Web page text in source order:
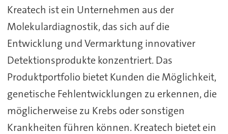
Kreatech ist ein Unternehmen aus der
Molekulardiagnostik, das sich auf die
Entwicklung und Vermarktung innovativer
Detektionsprodukte konzentriert. Das
Produktportfolio bietet Kunden die Möglichkeit,
genetische Fehlentwicklungen zu erkennen, die
möglicherweise zu Krebs oder sonstigen
Krankheiten führen können. Kreatech bietet ein